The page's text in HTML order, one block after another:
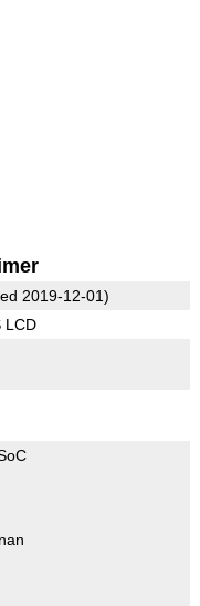
2019-12-01)
LCD